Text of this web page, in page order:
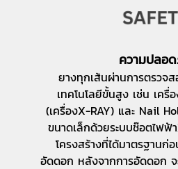
ความปลอ
ยางทุกเส้นผ่านการตรวจ
เทคโนโลยีขั้นสูง เช่น เครื่
(เครื่องX-RAY) และ Nail
ขนาดเล็กด้วยระบบช๊อตไฟฟ้
โครงสร้างที่ได้มาตรฐานก่
อัดดอก หลังจากการอัดดอก